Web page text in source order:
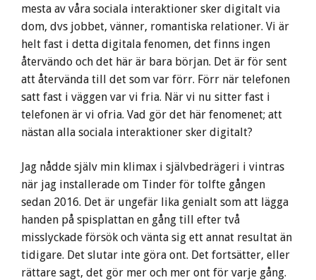
mesta av våra sociala interaktioner sker digitalt via
dom, dvs jobbet, vänner, romantiska relationer. Vi är
helt fast i detta digitala fenomen, det finns ingen
återvändo och det här är bara början. Det är för sent
att återvända till det som var förr. Förr när telefonen
satt fast i väggen var vi fria. När vi nu sitter fast i
telefonen är vi ofria. Vad gör det här fenomenet; att
nästan alla sociala interaktioner sker digitalt?
Jag nådde själv min klimax i självbedrägeri i vintras
när jag installerade om Tinder för tolfte gången
sedan 2016. Det är ungefär lika genialt som att lägga
handen på spisplattan en gång till efter två
misslyckade försök och vänta sig ett annat resultat än
tidigare. Det slutar inte göra ont. Det fortsätter, eller
rättare sagt, det gör mer och mer ont för varje gång.